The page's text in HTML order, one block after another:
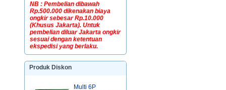
NB : Pembelian dibawah
Rp.500.000 dikenakan biaya
ongkir sebesar Rp.10.000
(Khusus Jakarta). Untuk
pembelian diluar Jakarta ongkir
sesuai dengan ketentuan
ekspedisi yang berlaku.
Produk Diskon
Multi 6P